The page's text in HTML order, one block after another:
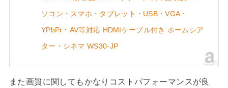
ソコン・スマホ・タブレット・USB・VGA・
YPbPr・AV等対応 HDMIケープル付き ホームシア
ター・シネマ WS30-JP
また画質に関してもかなりコストパフォーマンスが良